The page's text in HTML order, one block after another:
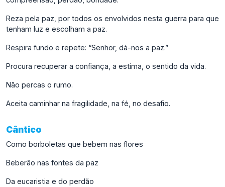
Reza pela paz, por todos os envolvidos nesta guerra para que
tenham luz e escolham a paz.
Respira fundo e repete: “Senhor, dá-nos a paz.”
Procura recuperar a confiança, a estima, o sentido da vida.
Não percas o rumo.
Aceita caminhar na fragilidade, na fé, no desafio.
Cântico
Como borboletas que bebem nas flores
Beberão nas fontes da paz
Da eucaristia e do perdão